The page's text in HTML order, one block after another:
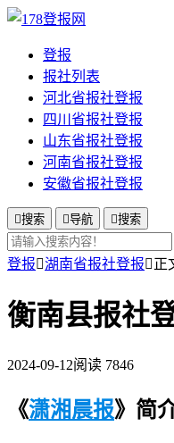
登报
报社列表
河北省报社登报
四川省报社登报
山东省报社登报
河南省报社登报
安徽省报社登报
搜索 导航 搜索
登报湖南省报社登报正
衡南县报社
2024-09-12阅读 7846
《潇湘晨报》简